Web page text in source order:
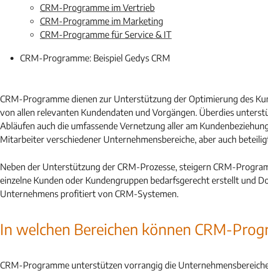
CRM-Programme im Vertrieb
CRM-Programme im Marketing
CRM-Programme für Service & IT
CRM-Programme: Beispiel Gedys CRM
CRM-Programme dienen zur Unterstützung der Optimierung des
von allen relevanten Kundendaten und Vorgängen. Überdies
Abläufen auch die umfassende Vernetzung aller am
Mitarbeiter verschiedener Unternehmensbereiche, aber auch
Neben der Unterstützung der CRM-Prozesse, steigern CRM-
einzelne Kunden oder Kundengruppen bedarfsgerecht erstellt und
Unternehmens profitiert von CRM-Systemen.
In welchen Bereichen können CRM-
CRM-Programme unterstützen vorrangig die